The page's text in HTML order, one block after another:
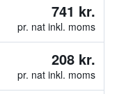
741 kr.
pr. nat inkl. moms
208 kr.
pr. nat inkl. moms